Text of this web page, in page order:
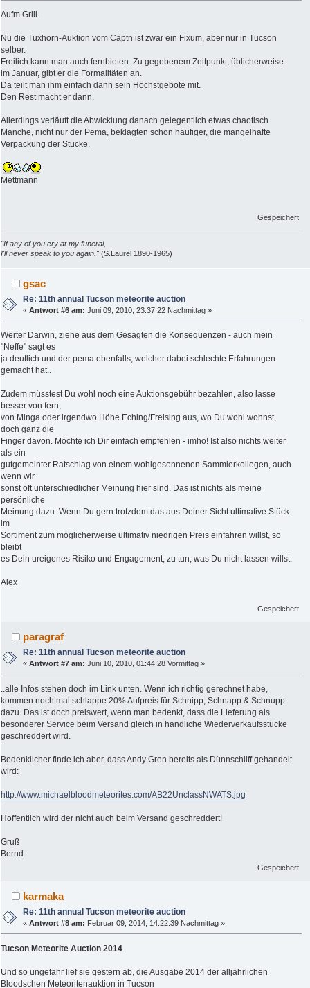
Aufm Grill.
Nu die Tuxhorn-Auktion vom Cäptn ist zwar ein Fixum, aber nur in Tucson
selber.
Freilich kann man auch fernbieten. Zu gegebenem Zeitpunkt, üblicherweise
im Januar, gibt er die Formalitäten an.
Da teilt man ihm einfach dann sein Höchstgebote mit.
Den Rest macht er dann.
Allerdings verläuft die Abwicklung danach gelegentlich etwas chaotisch.
Manche, nicht nur der Pema, beklagten schon häufiger, die mangelhafte
Verpackung der Stücke.
Mettmann
Gespeichert
"If any of you cry at my funeral,
I'll never speak to you again."(S.Laurel 1890-1965)
gsac
Re: 11th annual Tucson meteorite auction
«Antwort #6 am: Juni 09, 2010, 23:37:22 Nachmittag »
Werter Darwin, ziehe aus dem Gesagten die Konsequenzen - auch mein
"Neffe" sagt es
ja deutlich und der pema ebenfalls, welcher dabei schlechte Erfahrungen
gemacht hat..
Zudem müsstest Du wohl noch eine Auktionsgebühr bezahlen, also lasse
besser von fern,
von Minga oder irgendwo Höhe Eching/Freising aus, wo Du wohl wohnst,
doch ganz die
Finger davon. Möchte ich Dir einfach empfehlen - imho! Ist also nichts weiter
als ein
gutgemeinter Ratschlag von einem wohlgesonnenen Sammlerkollegen, auch
wenn wir
sonst oft unterschiedlicher Meinung hier sind. Das ist nichts als meine
persönliche
Meinung dazu. Wenn Du gern trotzdem das aus Deiner Sicht ultimative Stück
im
Sortiment zum möglicherweise ultimativ niedrigen Preis einfahren willst, so
bleibt
es Dein ureigenes Risiko und Engagement, zu tun, was Du nicht lassen willst.
Alex
Gespeichert
paragraf
Re: 11th annual Tucson meteorite auction
«Antwort #7 am: Juni 10, 2010, 01:44:28 Vormittag »
..alle Infos stehen doch im Link unten. Wenn ich richtig gerechnet habe,
kommen noch mal schlappe 20% Aufpreis für Schnipp, Schnapp & Schnupp
dazu. Das ist doch preiswert, wenn man bedenkt, dass die Lieferung als
besonderer Service beim Versand gleich in handliche Wiederverkaufsstücke
geschreddert wird.
Bedenklicher finde ich aber, dass Andy Gren bereits als Dünnschliff gehandelt
wird:
http://www.michaelbloodmeteorites.com/AB22UnclassNWATS.jpg
Hoffentlich wird der nicht auch beim Versand geschreddert!
Gruß
Bernd
Gespeichert
karmaka
Re: 11th annual Tucson meteorite auction
«Antwort #8 am: Februar 09, 2014, 14:22:39 Nachmittag »
Tucson Meteorite Auction 2014
Und so ungefähr lief sie gestern ab, die Ausgabe 2014 der alljährlichen
Bloodschen Meteoritenauktion in Tucson